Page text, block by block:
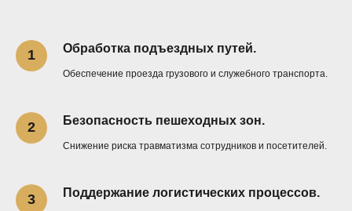
Обработка подъездных путей.
Обеспечение проезда грузового и служебного транспорта.
Безопасность пешеходных зон.
Снижение риска травматизма сотрудников и посетителей.
Поддержание логистических процессов.